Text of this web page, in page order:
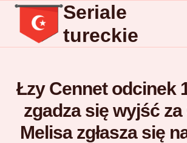
Przejdź
treści
Seriale
tureckie
Łzy Cennet odcinek
zgadza się wyjść za
Melisa zgłasza się